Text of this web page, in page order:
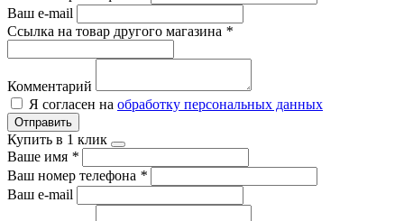
Ваш e-mail
Ссылка на товар другого магазина *
Комментарий
Я согласен на обработку персональных данных
Отправить
Купить в 1 клик
Ваше имя *
Ваш номер телефона *
Ваш e-mail